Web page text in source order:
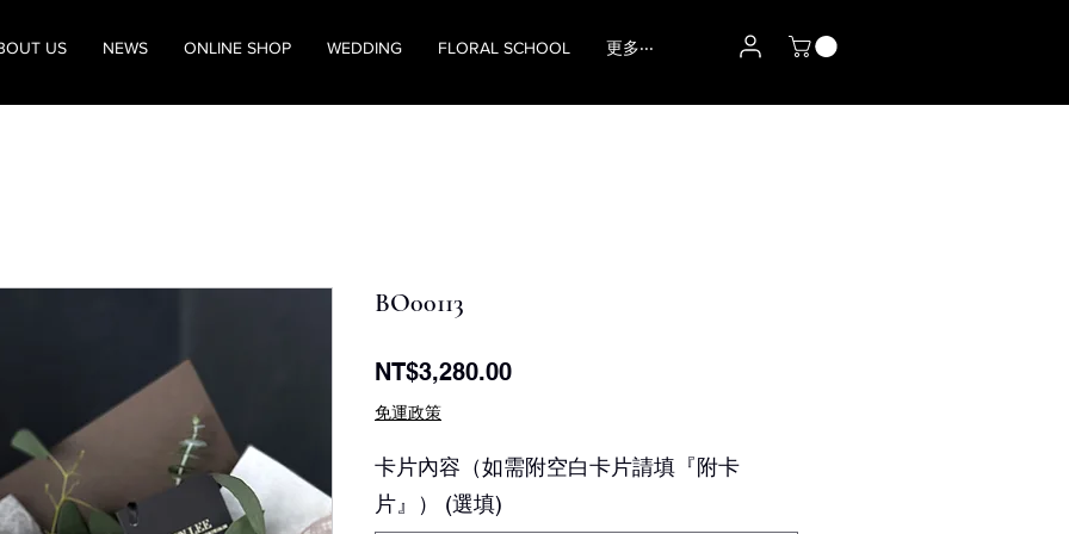
US NEWS ONLINE SHOP WEDDING FLORAL SCHOOL 更多‧‧‧
BO00113
NT$3,280.00價
免運政策
卡片內容（如需附空白卡片請填『附卡
片』） (選填)